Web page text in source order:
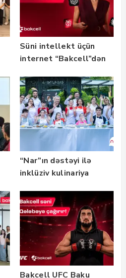
Süni intellekt üçün
internet “Bakcell”dən
“Nar”ın dəstəyi ilə
inklüziv kulinariya
keçirilib — Fotolar
Bakcell UFC Baku